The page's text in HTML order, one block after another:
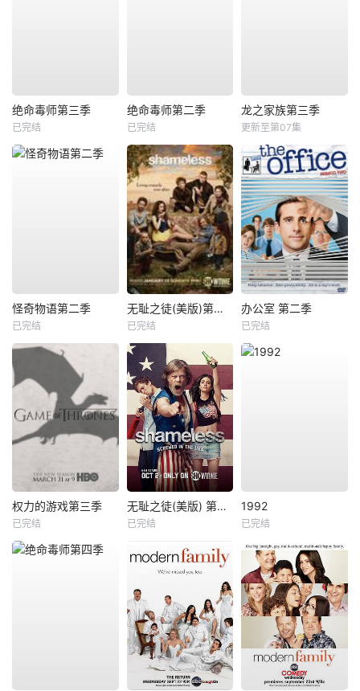
绝命毒师第三季
已完结
绝命毒师第二季
已完结
龙之家族第三季
更新至第07集
怪奇物语第二季
已完结
无耻之徒(美版)第三季
已完结
办公室 第二季
已完结
权力的游戏第三季
已完结
无耻之徒(美版) 第七季
已完结
1992
已完结